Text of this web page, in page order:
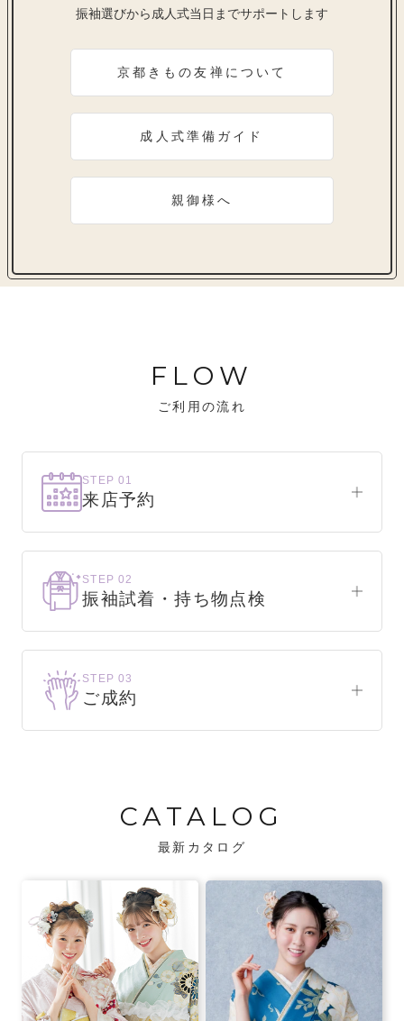
振袖選びから成人式当日までサポートします
京都きもの友禅について
成人式準備ガイド
親御様へ
FLOW
ご利用の流れ
STEP 01
来店予約
まずはお気軽にご来店ください。
STEP 02
振袖試着・持ち物点検
お気に入りの振袖が見つかるまで、何着でも
試着できます。
・振袖コンシェルジュが、振袖に合う小物や
バッグでお嬢様らしいコーディネートをご
STEP 03
ご成約
CATALOG
最新カタログ